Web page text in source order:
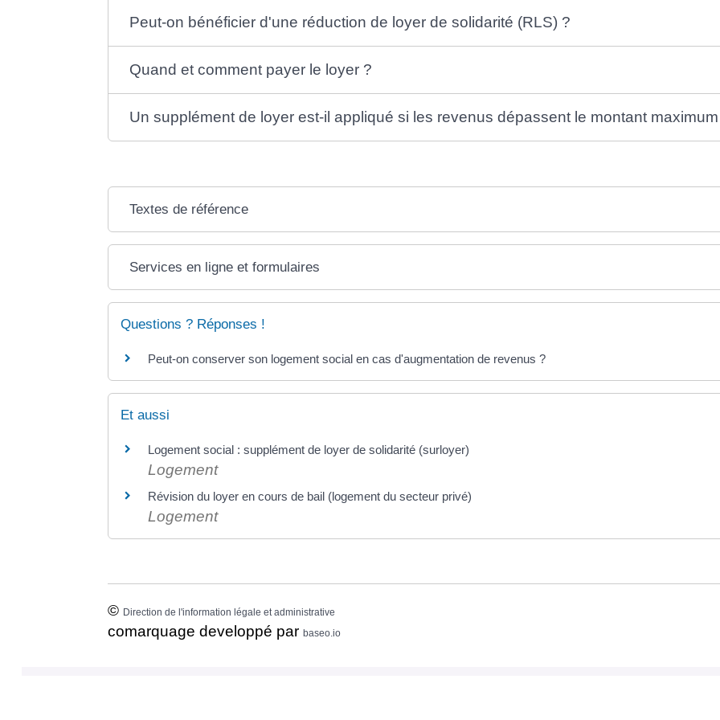
Peut-on bénéficier d'une réduction de loyer de solidarité (RLS) ?
Quand et comment payer le loyer ?
Un supplément de loyer est-il appliqué si les revenus dépassent le montant
Textes de référence
Services en ligne et formulaires
Questions ? Réponses !
Peut-on conserver son logement social en cas d'augmentation de revenus ?
Et aussi
Logement social : supplément de loyer de solidarité (surloyer)
Logement
Révision du loyer en cours de bail (logement du secteur privé)
Logement
© Direction de l'information légale et administrative
comarquage developpé parbaseo.io